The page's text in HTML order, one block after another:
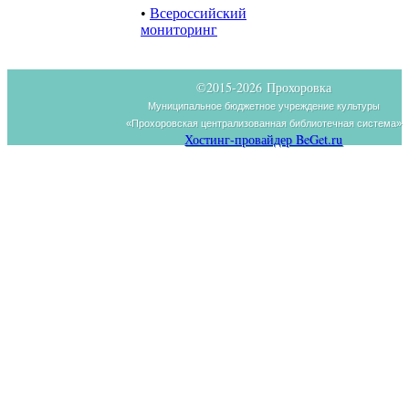
• Всероссийский
мониторинг
©2015-2026 Прохоровка
Муниципальное бюджетное учреждение культуры
«Прохоровская централизованная библиотечная система»
Хостинг-провайдер BeGet.ru